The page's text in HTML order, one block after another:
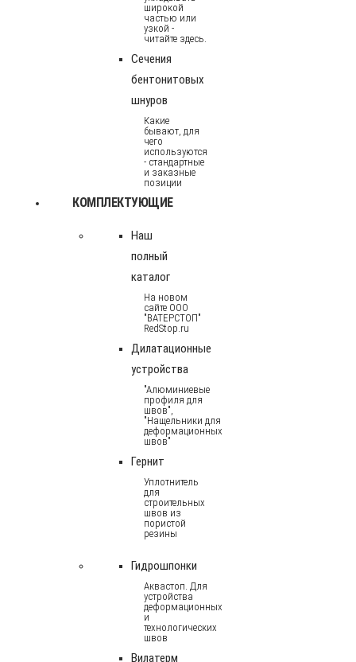
широкой
частью или
узкой -
читайте здесь.
Сечения
бентонитовых
шнуров
Какие
бывают, для
чего
используются
- стандартные
и заказные
позиции
КОМПЛЕКТУЮЩИЕ
Наш
полный
каталог
На новом
сайте ООО
"ВАТЕРСТОП"
RedStop.ru
Дилатационные
устройства
"Алюминиевые
профиля для
швов",
"Нащельники для
деформационных
швов"
Гернит
Уплотнитель
для
строительных
швов из
пористой
резины
Гидрошпонки
Аквастоп. Для
устройства
деформационных
и
технологических
швов
Вилатерм